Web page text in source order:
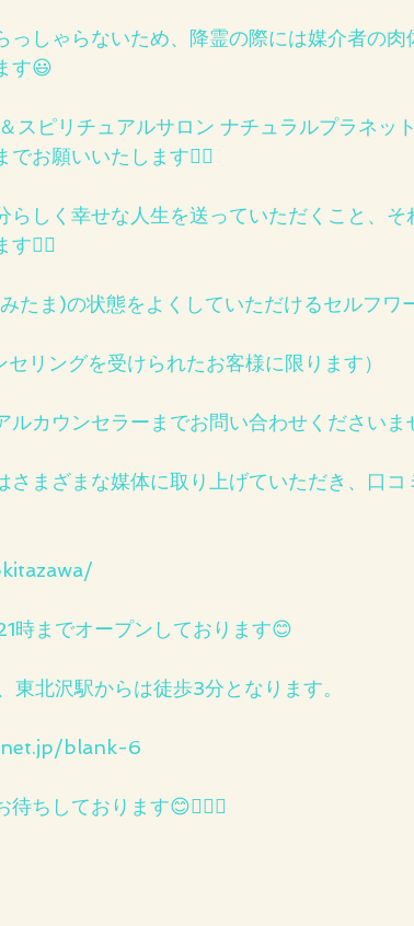
っしゃらないため、降霊の際には媒介者の
す😃
スピリチュアルサロン ナチュラルプラネッ
でお願いいたします🙇‍♂️
らしく幸せな人生を送っていただくこと、そ
す🙇‍♂️
たま)の状態をよくしていただけるセルフワ
リングを受けられたお客様に限ります）
カウンセラーまでお問い合わせくださいま
さまざまな媒体に取り上げていただき、口コ
時までオープンしております😊
東北沢駅からは徒歩3分となります。
blank-6
ちしております😊🙇‍♂️✨